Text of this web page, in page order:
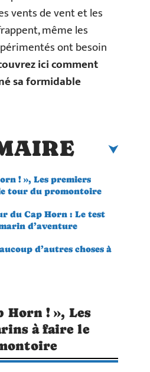
vents de vent et les
même les
ont besoin
ici comment
sa formidable
! », Les premiers
tour du promontoire
du Cap Horn : Le test
d’aventure
d’autres choses à
Horn ! », Les
à faire le